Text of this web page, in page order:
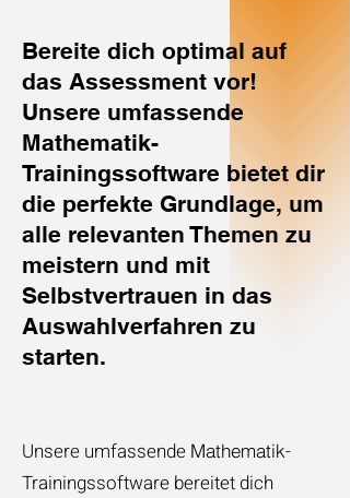
Bereite dich optimal auf
das Assessment vor!
Unsere umfassende
Mathematik-
Trainingssoftware bietet dir
die perfekte Grundlage, um
alle relevanten Themen zu
meistern und mit
Selbstvertrauen in das
Auswahlverfahren zu
starten.
Unsere umfassende Mathematik-
Trainingssoftware bereitet dich